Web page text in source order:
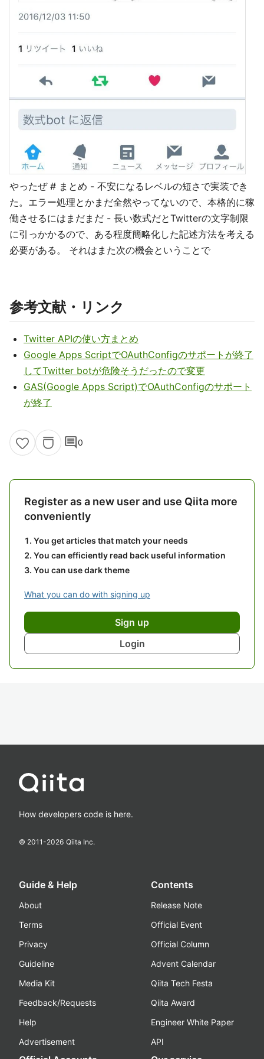
やったぜ # まとめ - 不安になるレベルの短さで実装でき
た。エラー処理とかまだ全然やってないので、本格的に稼
働させるにはまだまだ - 長い数式だとTwitterの文字制限
に引っかかるので、ある程度簡略化した記述方法を考える
必要がある。 それはまた次の機会ということで
参考文献・リンク
Twitter APIの使い方まとめ
Google Apps ScriptでOAuthConfigのサポートが終了
してTwitter botが危険そうだったので変更
GAS(Google Apps Script)でOAuthConfigのサポート
が終了
comment0
Register as a new user and use Qiita more
conveniently
You get articles that match your needs
You can efficiently read back useful information
You can use dark theme
What you can do with signing up
Sign up
Login
How developers code is here.
© 2011-2026 Qiita Inc.
Guide & Help
About
Terms
Privacy
Guideline
Media Kit
Feedback/Requests
Help
Advertisement
Contents
Release Note
Official Event
Official Column
Advent Calendar
Qiita Tech Festa
Qiita Award
Engineer White Paper
API